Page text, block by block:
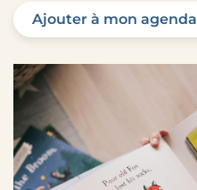
Ajouter à mon agenda